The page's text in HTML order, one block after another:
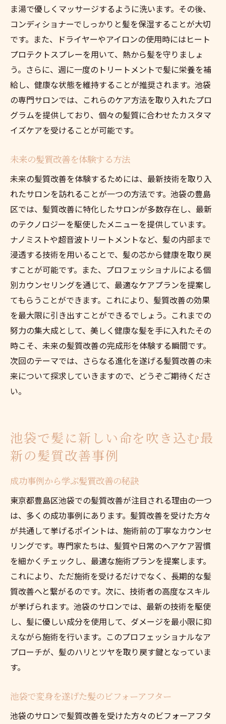
ま湯で優しくマッサージするように洗います。その後、
コンディショナーでしっかりと髪を保湿することが大切
です。また、ドライヤーやアイロンの使用時にはヒート
プロテクトスプレーを用いて、熱から髪を守りましょ
う。さらに、週に一度のトリートメントで髪に栄養を補
給し、健康な状態を維持することが推奨されます。池袋
の専門サロンでは、これらのケア方法を取り入れたプロ
グラムを提供しており、個々の髪質に合わせたカスタマ
イズケアを受けることが可能です。
未来の髪質改善を体験する方法
未来の髪質改善を体験するためには、最新技術を取り入
れたサロンを訪れることが一つの方法です。池袋の豊島
区では、髪質改善に特化したサロンが多数存在し、最新
のテクノロジーを駆使したメニューを提供しています。
ナノミストや超音波トリートメントなど、髪の内部まで
浸透する技術を用いることで、髪の芯から健康を取り戻
すことが可能です。また、プロフェッショナルによる個
別カウンセリングを通じて、最適なケアプランを提案し
てもらうことができます。これにより、髪質改善の効果
を最大限に引き出すことができるでしょう。これまでの
努力の集大成として、美しく健康な髪を手に入れたその
時こそ、未来の髪質改善の完成形を体験する瞬間です。
次回のテーマでは、さらなる進化を遂げる髪質改善の未
来について探求していきますので、どうぞご期待くださ
い。
池袋で髪に新しい命を吹き込む最
新の髪質改善事例
成功事例から学ぶ髪質改善の秘訣
東京都豊島区池袋での髪質改善が注目される理由の一つ
は、多くの成功事例にあります。髪質改善を受けた方々
が共通して挙げるポイントは、施術前の丁寧なカウンセ
リングです。専門家たちは、髪質や日常のヘアケア習慣
を細かくチェックし、最適な施術プランを提案します。
これにより、ただ施術を受けるだけでなく、長期的な髪
質改善へと繋がるのです。次に、技術者の高度なスキル
が挙げられます。池袋のサロンでは、最新の技術を駆使
し、髪に優しい成分を使用して、ダメージを最小限に抑
えながら施術を行います。このプロフェッショナルなア
プローチが、髪のハリとツヤを取り戻す鍵となっていま
す。
池袋で変身を遂げた髪のビフォーアフター
池袋のサロンで髪質改善を受けた方々のビフォーアフタ